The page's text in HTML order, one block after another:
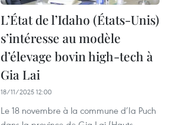
L’État de l’Idaho (États-Unis)
s’intéresse au modèle
d’élevage bovin high-tech à
Gia Lai
18/11/2025 12:00
Le 18 novembre à la commune d’Ia Puch